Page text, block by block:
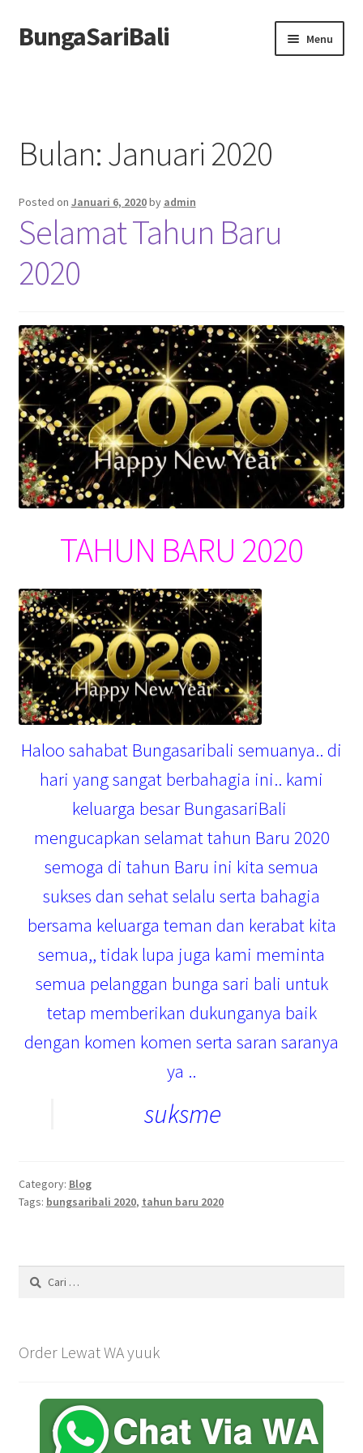
Skip
to
Skip
to
BungaSariBali Menu
Order
Berita
Bulan:Januari 2020
Posted on Januari 6, 2020by admin
Selamat Tahun Baru
2020
TAHUN BARU 2020
Haloo sahabat Bungasaribali semuanya.. di
hari yang sangat berbahagia ini.. kami
keluarga besar BungasariBali
mengucapkan selamat tahun Baru 2020
semoga di tahun Baru ini kita semua
sukses dan sehat selalu serta bahagia
bersama keluarga teman dan kerabat kita
semua,, tidak lupa juga kami meminta
semua pelanggan bunga sari bali untuk
tetap memberikan dukunganya baik
dengan komen komen serta saran saranya
ya ..
suksme
Category: Blog
Tags: bungsaribali 2020, tahun baru 2020
Cari
untuk:
Order Lewat WA yuuk